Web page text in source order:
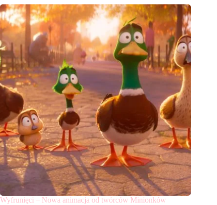
Wyfrunięci – Nowa animacja od twórców Minionków